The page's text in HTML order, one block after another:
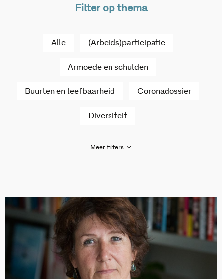
Filter op thema
Alle (Arbeids)participatie
Armoede en schulden
Buurten en leefbaarheid Coronadossier
Diversiteit
Meer filters
Huiselijk geweld en kindermishandeling
Inburgering nieuwkomers Jeugd en opvoeding
Jeugdhulp
Ondermijning, criminaliteit en veiligheid